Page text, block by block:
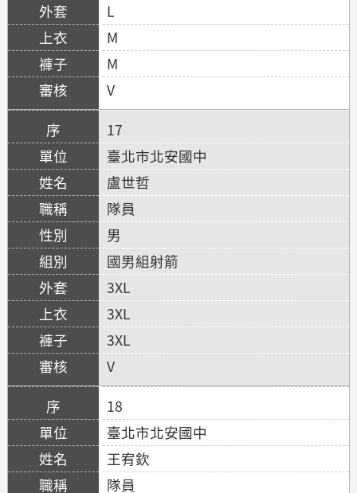
L
M
M
V
17
臺北市北安國中
盧世哲
隊員
男
國男組射箭
3XL
3XL
3XL
V
18
臺北市北安國中
王宥欽
隊員